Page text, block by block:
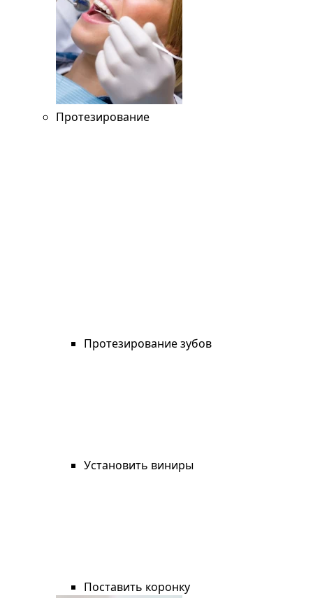
Протезирование
Протезирование зубов
Установить виниры
Поставить коронку